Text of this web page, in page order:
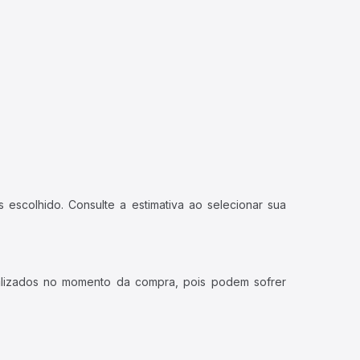
Consulte a estimativa ao selecionar sua
no momento da compra, pois podem sofrer